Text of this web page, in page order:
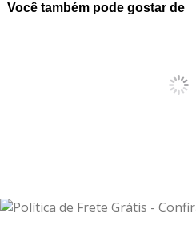
Você também pode gostar de